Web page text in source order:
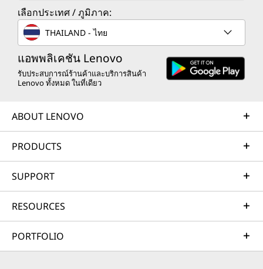
จอภาพ คีย์บอร์ด และเมาส์เป็นอุปกรณ์เสริมและจำหน่ายแยกต่างหาก
จอภาพ คีย์บอร์ด และเมาส์เป็นอุปกรณ์เสริมและจำหน่าย
แยกต่างหาก
มอนิเต
HDMI®2.1 (รองรับความละเอียดสูงสุด 4K@60Hz)
Ethernet (RJ45)
สัญญาณเสียงออก
อุปกรณ์เสริม: ตัวอ่านการ์ด
DisplayPort™ 1.4
ตัวเลือก: ขนาน
ตัวเลือก: อนุกรมจำนวน 2 พอร์ต
Video Graphics Array (VGA)
ชุดรวมหูฟัง / ไมโครโฟน
ไมโครโฟน
ช่องต่อขยาย:
PCIe
2 x M.2 PCle Gen 4x4 SSD (2280)
14-USB-A (USB 5Gbps) พร้อมปุ่มเปิด/ปิดบนคีย์บอร์ด
15-USB-A (USB 5Gbps)
16-อุปกรณ์เสริม: ช่องเสียบสำหรับต่อพ่วง
17-อุปกรณ์เสริม: PS/2 จำนวน 2 พอร์ต
18-อีเทอร์เน็ต (RJ45)
เลือกประเทศ / ภูมิภาค:
THAILAND - ไทย
แอพพลิเคชัน Lenovo
รับประสบการณ์ร้านค้าและบริการสินค้า
Lenovo ทั้งหมด ในที่เดียว
ABOUT LENOVO
PRODUCTS
SUPPORT
RESOURCES
PORTFOLIO